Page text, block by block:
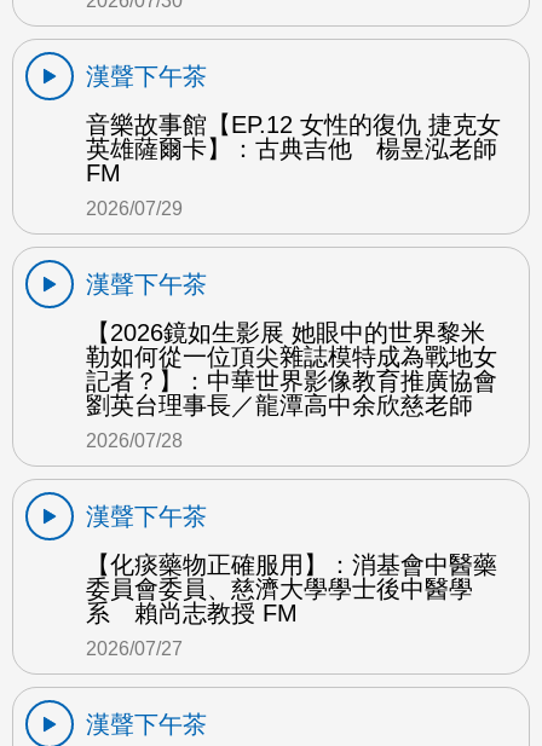
漢聲下午茶
音樂故事館【EP.12 女性的復仇 捷克女
英雄薩爾卡】：古典吉他 楊昱泓老師
FM
2026/07/29
漢聲下午茶
【2026鏡如生影展 她眼中的世界黎米
勒如何從一位頂尖雜誌模特成為戰地女
記者？】：中華世界影像教育推廣協會
劉英台理事長／龍潭高中余欣慈老師
2026/07/28
漢聲下午茶
【化痰藥物正確服用】：消基會中醫藥
委員會委員、慈濟大學學士後中醫學
系 賴尚志教授 FM
2026/07/27
漢聲下午茶